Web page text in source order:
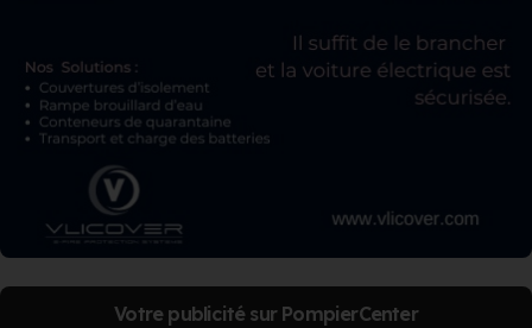
Votre publicité sur PompierCenter